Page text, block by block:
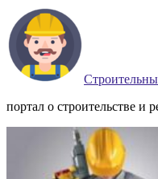
портал о строительстве и